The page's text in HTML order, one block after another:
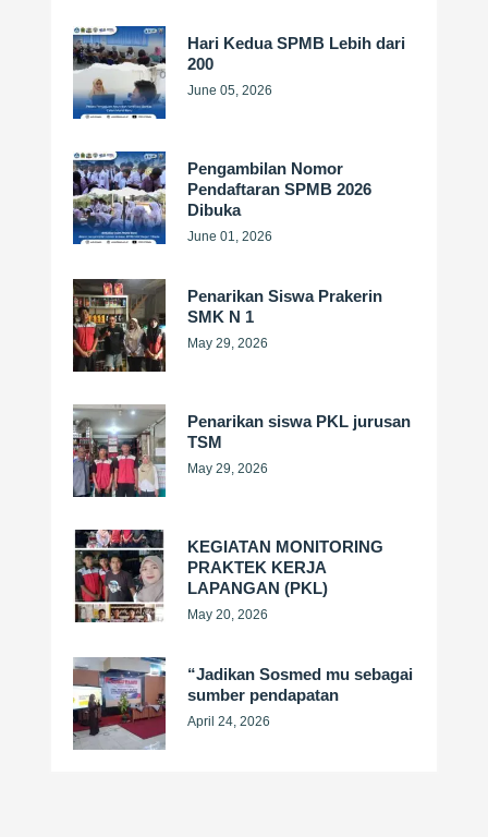
Hari Kedua SPMB Lebih dari
200
June 05, 2026
Pengambilan Nomor
Pendaftaran SPMB 2026
Dibuka
June 01, 2026
Penarikan Siswa Prakerin
SMK N 1
May 29, 2026
Penarikan siswa PKL jurusan
TSM
May 29, 2026
KEGIATAN MONITORING
PRAKTEK KERJA
LAPANGAN (PKL)
May 20, 2026
“Jadikan Sosmed mu sebagai
sumber pendapatan
April 24, 2026